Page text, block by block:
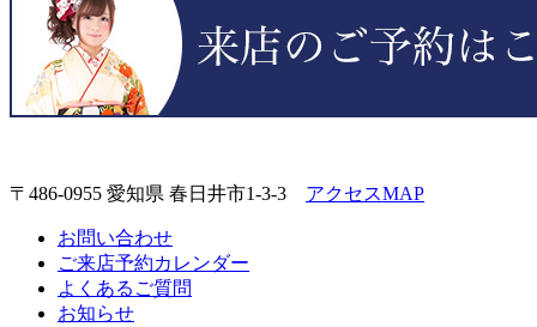
〒486-0955 愛知県 春日井市1-3-3 アクセスMAP
お問い合わせ
ご来店予約カレンダー
よくあるご質問
お知らせ